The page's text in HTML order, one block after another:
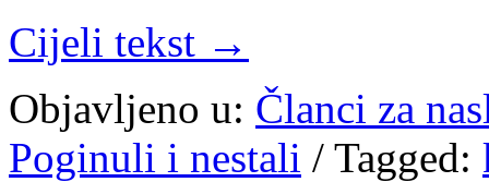
Cijeli tekst →
Objavljeno u: Članci za
Poginuli i nestali / Tagged: